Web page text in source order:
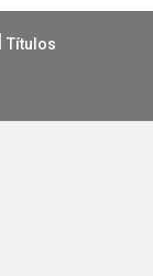
Títulos